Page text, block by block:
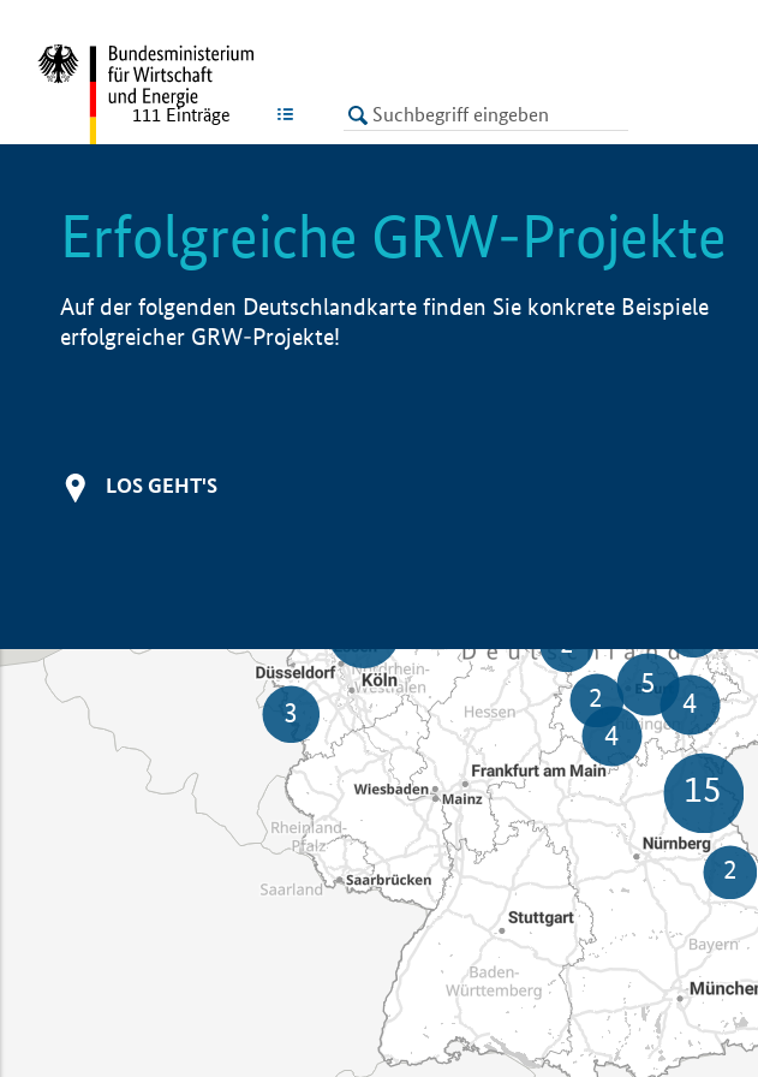
LISTE
111 Einträge
Erfolgreiche GRW-Projekte
Auf der folgenden Deutschlandkarte finden Sie konkrete Beispiele
erfolgreicher GRW-Projekte!
LOS GEHT'S